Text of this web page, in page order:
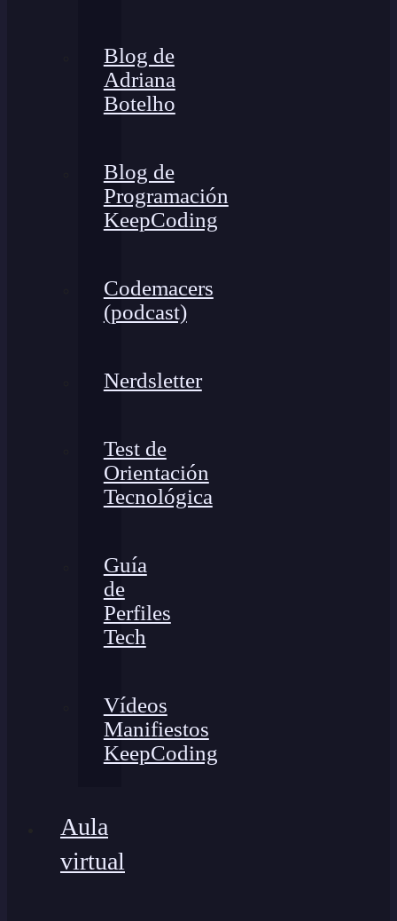
Blog de
Adriana
Botelho
Blog de
Programación
KeepCoding
Codemacers
(podcast)
Nerdsletter
Test de
Orientación
Tecnológica
Guía
de
Perfiles
Tech
Vídeos
Manifiestos
KeepCoding
Aula
virtual